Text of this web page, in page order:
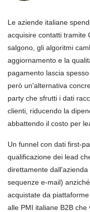
Le aziende italiane
acquisire contatti tramite
salgono, gli algoritmi
aggiornamento e la
pagamento lascia
però un'alternativa
party che sfrutti i dati
clienti, riducendo la
abbattendo il costo per
Un funnel con dati first-
qualificazione dei lead
direttamente
sequenze e-mail)
acquistate da
alle PMI italiane B2B